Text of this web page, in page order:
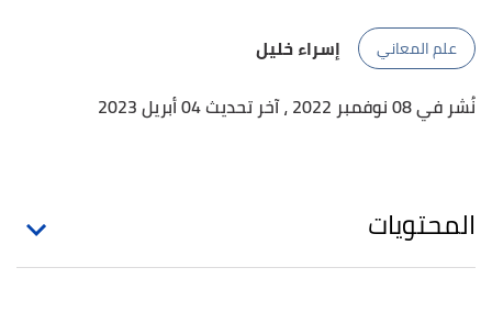
علم المعاني
إسراء خليل
نُشر في 08 نوفمبر 2022
، آخر تحديث 04 أبريل 2023
المحتويات